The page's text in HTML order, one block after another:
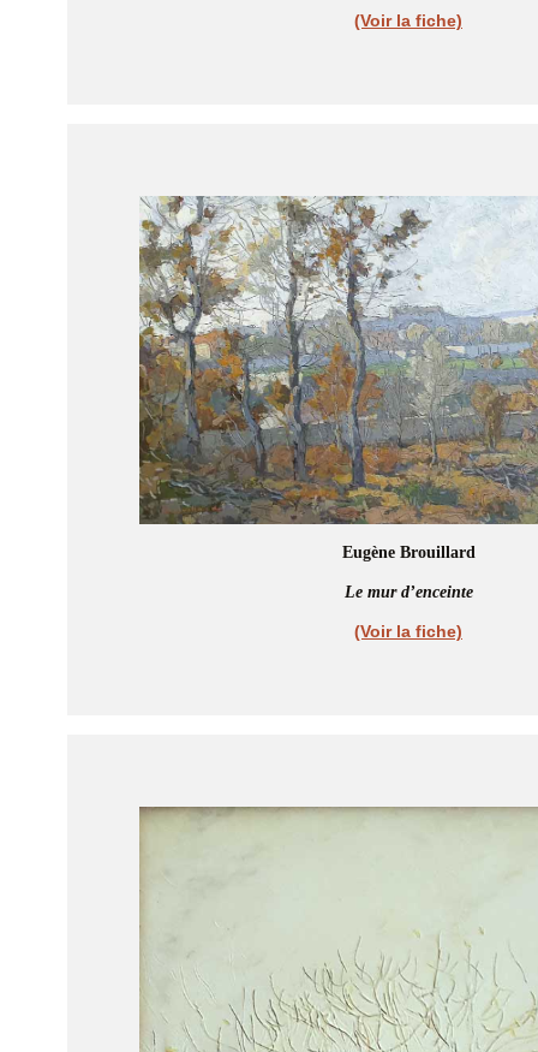
(Voir la fiche)
Eugène Brouillard
Le mur d’enceinte
(Voir la fiche)